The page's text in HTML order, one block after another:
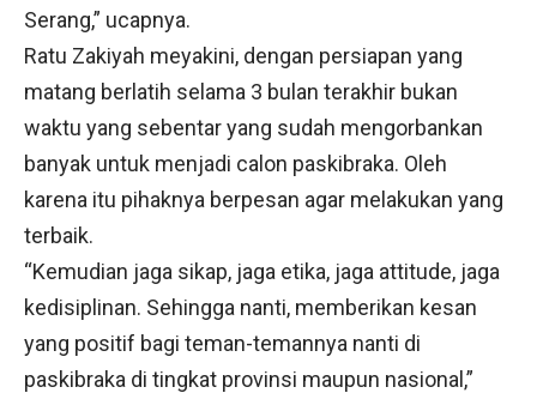
Serang,” ucapnya.
Ratu Zakiyah meyakini, dengan persiapan yang
matang berlatih selama 3 bulan terakhir bukan
waktu yang sebentar yang sudah mengorbankan
banyak untuk menjadi calon paskibraka. Oleh
karena itu pihaknya berpesan agar melakukan yang
terbaik.
“Kemudian jaga sikap, jaga etika, jaga attitude, jaga
kedisiplinan. Sehingga nanti, memberikan kesan
yang positif bagi teman-temannya nanti di
paskibraka di tingkat provinsi maupun nasional,”